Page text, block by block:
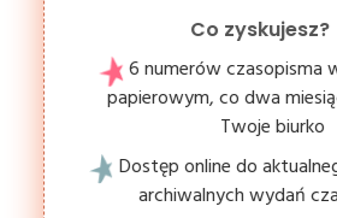
Co zyskujesz?
6 numerów czasopisma
papierowym, co dwa
Twoje biurko
Dostęp online do
archiwalnych wydań